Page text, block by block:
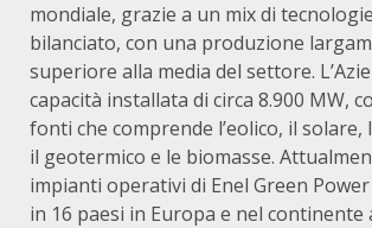
mondiale, grazie a un mix di
bilanciato, con una produzione
superiore alla media del settore.
capacità installata di circa 8.900 MW,
fonti che comprende l’eolico, il solare,
il geotermico e le biomasse.
impianti operativi di Enel Green
in 16 paesi in Europa e nel continente